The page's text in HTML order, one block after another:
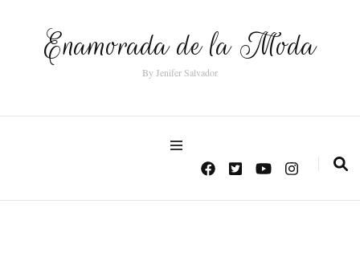
Enamorada de la Moda
By Jenifer Salvador